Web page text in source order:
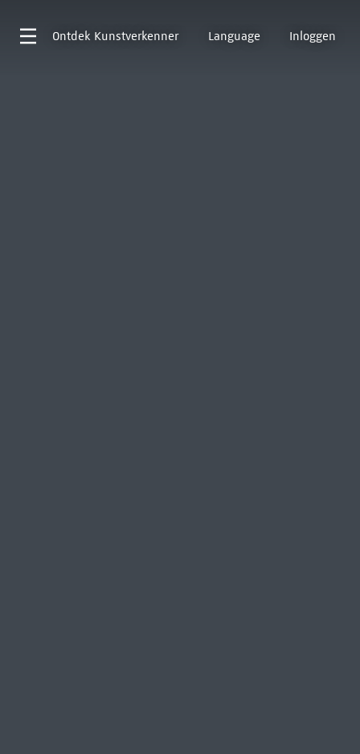
Ontdek Kunstverkenner Language Inloggen